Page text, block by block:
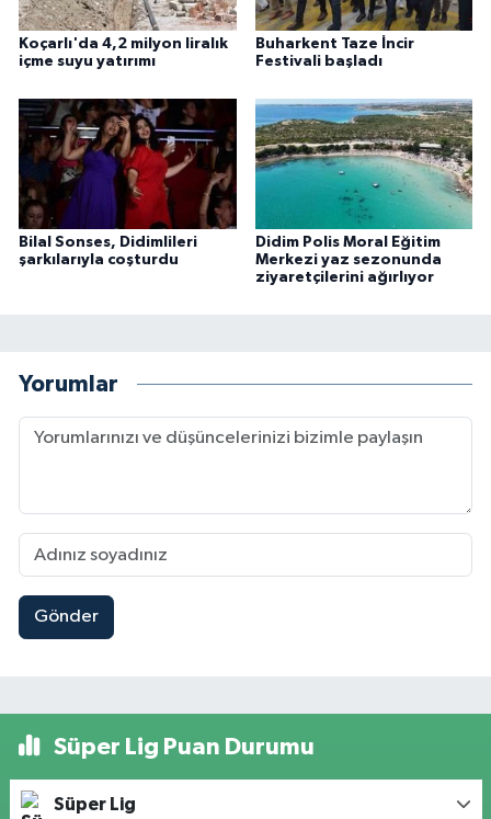
Koçarlı'da 4,2 milyon liralık
içme suyu yatırımı
Buharkent Taze İncir
Festivali başladı
Bilal Sonses, Didimlileri
şarkılarıyla coşturdu
Didim Polis Moral Eğitim
Merkezi yaz sezonunda
ziyaretçilerini ağırlıyor
Yorumlar
Gönder
Süper Lig Puan Durumu
Süper Lig